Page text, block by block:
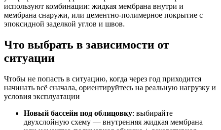
используют комбинации: жидкая мембрана внутри и
мембрана снаружи, или цементно-полимерное покрытие с
эпоксидной заделкой углов и швов.
Что выбрать в зависимости от
ситуации
Чтобы не попасть в ситуацию, когда через год приходится
начинать всё сначала, ориентируйтесь на реальную нагрузку и
условия эксплуатации
Новый бассейн под облицовку: выбирайте
двухслойную схему — внутренняя жидкая мембрана